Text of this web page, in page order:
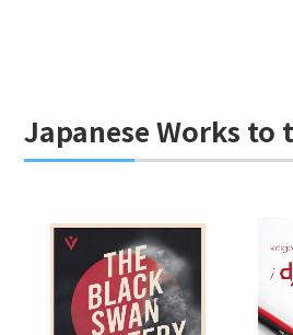
Japanese Works to